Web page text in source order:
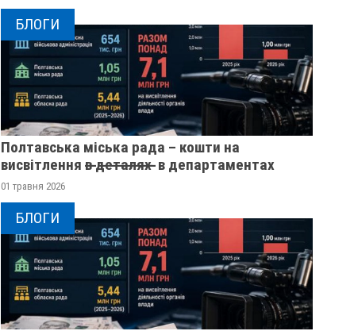
БЛОГИ
Полтавська міська рада – кошти на
висвітлення в̶ ̶д̶е̶т̶а̶л̶я̶х̶ ̶ в департаментах
01 травня 2026
БЛОГИ